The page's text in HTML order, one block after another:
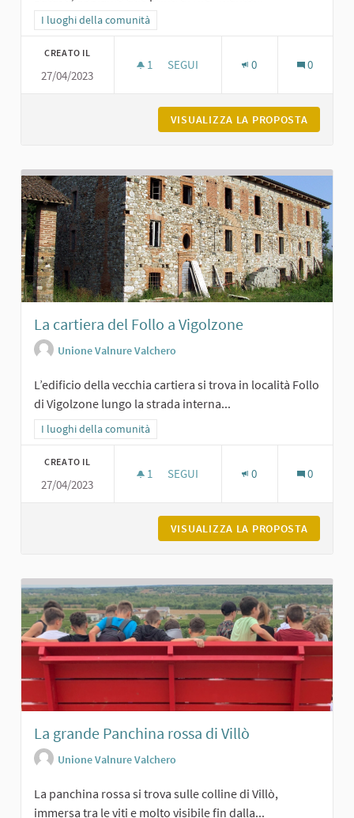
Filtra i risultati per categoria: I luoghi della comunità
I luoghi della comunità
CREATO IL
27/04/2023
1 1 SOSTENITORI
SEGUI 0 0
VISUALIZZA LA PROPOSTA
La cartiera del Follo a Vigolzone
Unione Valnure Valchero
L’edificio della vecchia cartiera si trova in località Follo
di Vigolzone lungo la strada interna...
Filtra i risultati per categoria: I luoghi della comunità
I luoghi della comunità
CREATO IL
27/04/2023
1 1 SOSTENITORI
SEGUI 0 0
VISUALIZZA LA PROPOSTA
La grande Panchina rossa di Villò
Unione Valnure Valchero
La panchina rossa si trova sulle colline di Villò,
immersa tra le viti e molto visibile fin dalla...